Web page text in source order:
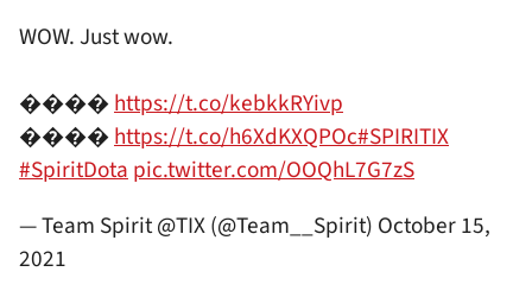
WOW. Just wow.
����https://t.co/kebkkRYivp
����https://t.co/h6XdKXQPOc#SPIRITIX
#SpiritDotapic.twitter.com/OOQhL7G7zS
— Team Spirit @TIX (@Team__Spirit) October 15,
2021